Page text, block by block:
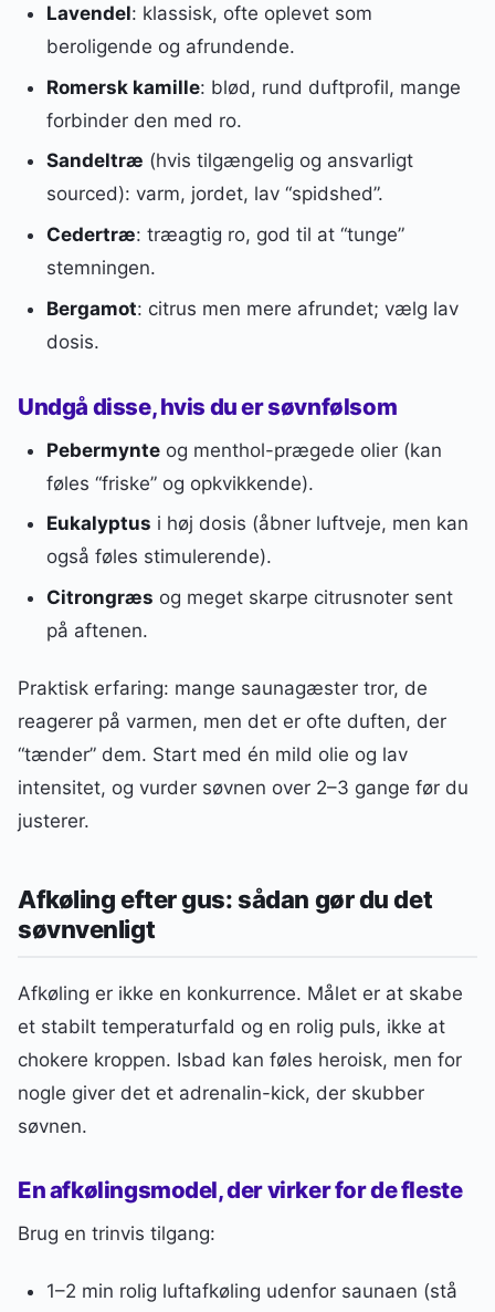
Lavendel: klassisk, ofte oplevet som
beroligende og afrundende.
Romersk kamille: blød, rund duftprofil, mange
forbinder den med ro.
Sandeltræ (hvis tilgængelig og ansvarligt
sourced): varm, jordet, lav “spidshed”.
Cedertræ: træagtig ro, god til at “tunge”
stemningen.
Bergamot: citrus men mere afrundet; vælg lav
dosis.
Undgå disse, hvis du er søvnfølsom
Pebermynteog menthol-prægede olier (kan
føles “friske” og opkvikkende).
Eukalyptus i høj dosis (åbner luftveje, men kan
også føles stimulerende).
Citrongræs og meget skarpe citrusnoter sent
på aftenen.
Praktisk erfaring: mange saunagæster tror, de
reagerer på varmen, men det er ofte duften, der
“tænder” dem. Start med én mild olie og lav
intensitet, og vurder søvnen over 2–3 gange før du
justerer.
Afkøling efter gus: sådan gør du det
søvnvenligt
Afkøling er ikke en konkurrence. Målet er at skabe
et stabilt temperaturfald og en rolig puls, ikke at
chokere kroppen. Isbad kan føles heroisk, men for
nogle giver det et adrenalin-kick, der skubber
søvnen.
En afkølingsmodel, der virker for de fleste
Brug en trinvis tilgang:
1–2 min rolig luftafkøling udenfor saunaen (stå